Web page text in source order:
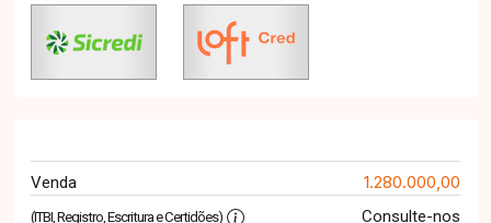
Venda 1.280.000,00
(ITBI, Registro, Escritura e Certidões) Consulte-nos